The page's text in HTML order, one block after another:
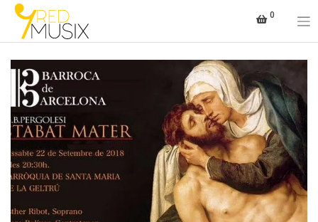
Saltar
contenido
0